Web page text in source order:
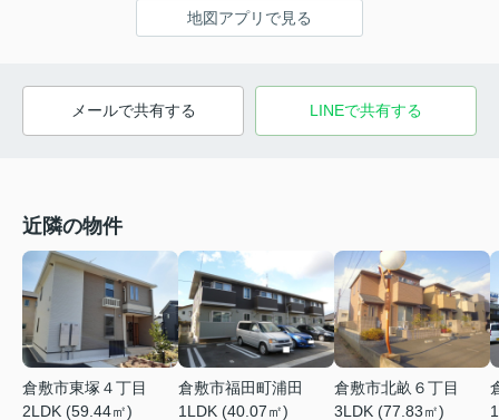
地図アプリで見る
メールで共有する LINEで共有する
近隣の物件
倉敷市東塚４丁目
2LDK (59.44㎡)
倉敷市福田町浦田
1LDK (40.07㎡)
倉敷市北畝６丁目
3LDK (77.83㎡)